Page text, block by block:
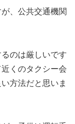
、公共交通機関
のは厳しいです
くのタクシー会
方法だと思いま